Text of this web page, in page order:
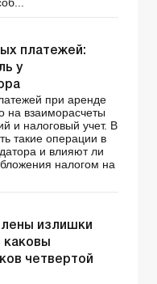
платежей:
у
при аренде
на взаиморасчеты
и налоговый учет. В
такие операции в
и влияют ли
налогом на
излишки
четвертой